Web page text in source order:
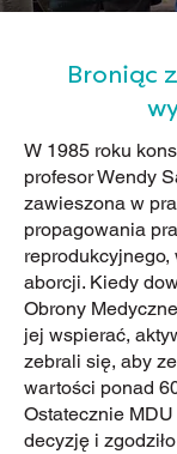
Broniąc
W 1985 roku
profesor Wendy
zawieszona w
propagowania
reprodukcyjnego,
aborcji. Kiedy
Obrony
jej wspierać,
zebrali się, aby
wartości ponad
Ostatecznie
decyzję i